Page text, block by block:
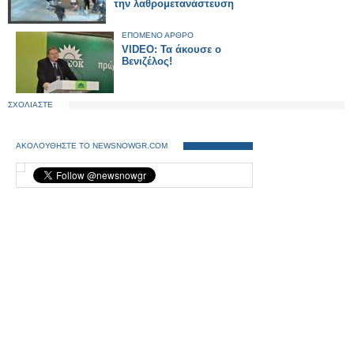
την λαθρομετανάστευση
ΕΠΟΜΕΝΟ ΑΡΘΡΟ
VIDEO: Τα άκουσε ο
Βενιζέλος!
ΣΧΟΛΙΑΣΤΕ
ΑΚΟΛΟΥΘΗΣΤΕ ΤΟ NEWSNOWGR.COM